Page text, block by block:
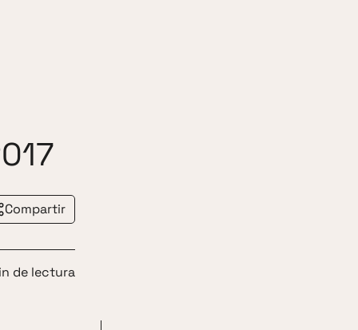
Compartir
de lectura